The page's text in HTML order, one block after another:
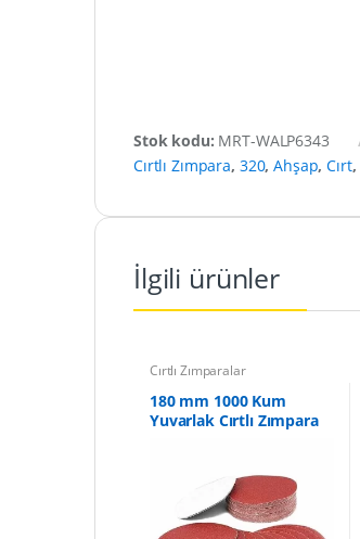
Stok kodu: MRT-WALP6343
Cırtlı Zımpara, 320,Ahşap,Cırt,
İlgili ürünler
Cırtlı Zımparalar
180 mm 1000 Kum
Yuvarlak Cırtlı Zımpara